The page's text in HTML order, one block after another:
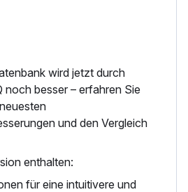
wird jetzt durch
noch besser – erfahren Sie
und den Vergleich
enthalten:
für eine intuitivere und